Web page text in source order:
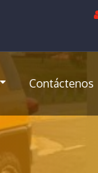
Contáctenos